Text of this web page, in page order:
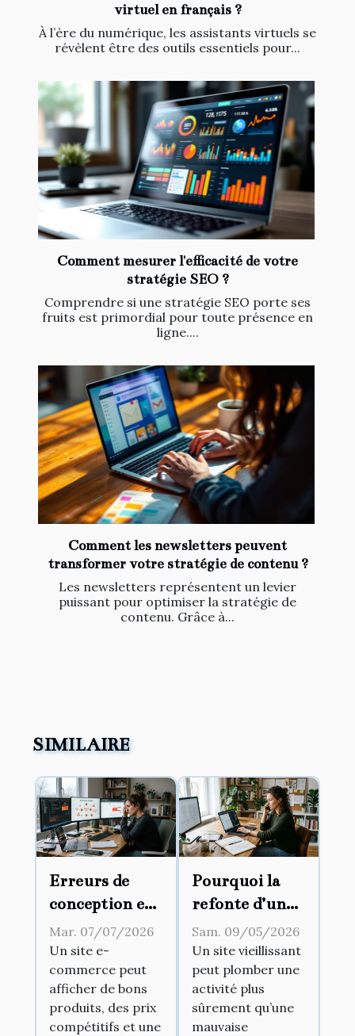
virtuel en français ?
À l’ère du numérique, les assistants virtuels se
révèlent être des outils essentiels pour...
Comment mesurer l'efficacité de votre
stratégie SEO ?
Comprendre si une stratégie SEO porte ses
fruits est primordial pour toute présence en
ligne....
Comment les newsletters peuvent
transformer votre stratégie de contenu ?
Les newsletters représentent un levier
puissant pour optimiser la stratégie de
contenu. Grâce à...
SIMILAIRE
Erreurs de
conception e-
commerce qui
freinent le
maillage
externe
Mar. 07/07/2026
Un site e-
commerce peut
afficher de bons
produits, des prix
compétitifs et une
Pourquoi la
refonte d’un
site web coûte
parfois plus
cher qu’une
création
Sam. 09/05/2026
Un site vieillissant
peut plomber une
activité plus
sûrement qu’une
mauvaise